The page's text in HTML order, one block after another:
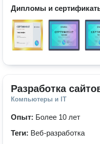
Дипломы и
Разработка
Компьютеры и IT
Опыт: Более 10 лет
Теги: Веб-разработка